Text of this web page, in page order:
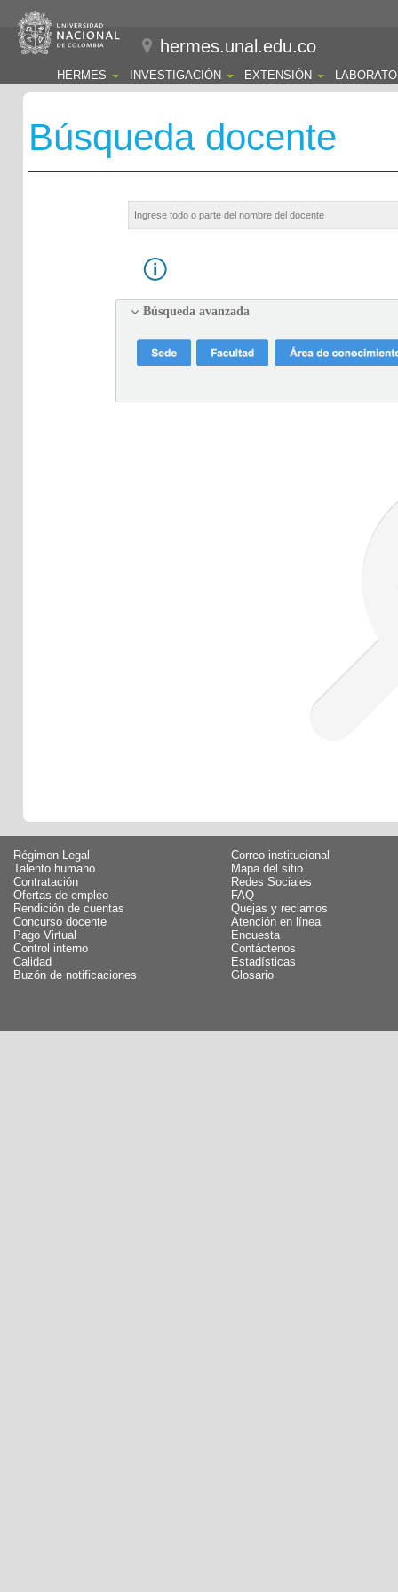
hermes.unal.edu.co
HERMES INVESTIGACIÓN EXTENSIÓN
Búsqueda docente
Búsqueda avanzada
Régimen Legal
Talento humano
Contratación
Ofertas de empleo
Rendición de cuentas
Concurso docente
Pago Virtual
Control interno
Calidad
Buzón de notificaciones
Correo institucional
Mapa del sitio
Redes Sociales
FAQ
Quejas y reclamos
Atención en línea
Encuesta
Contáctenos
Estadísticas
Glosario